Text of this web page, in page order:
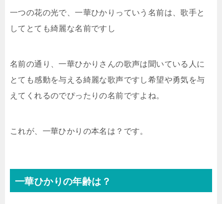
一つの花の光で、一華ひかりっていう名前は、歌手と
してとても綺麗な名前ですし
名前の通り、一華ひかりさんの歌声は聞いている人に
とても感動を与える綺麗な歌声ですし希望や勇気を与
えてくれるのでぴったりの名前ですよね。
これが、一華ひかりの本名は？です。
一華ひかりの年齢は？